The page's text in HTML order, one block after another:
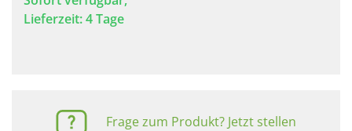
Lieferzeit: 4 Tage
Frage zum Produkt? Jetzt stellen